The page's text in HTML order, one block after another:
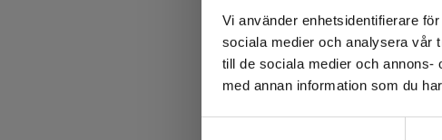
Vi använder enhetsidentifierare
sociala medier och analysera vår
till de sociala medier och
med annan information som du